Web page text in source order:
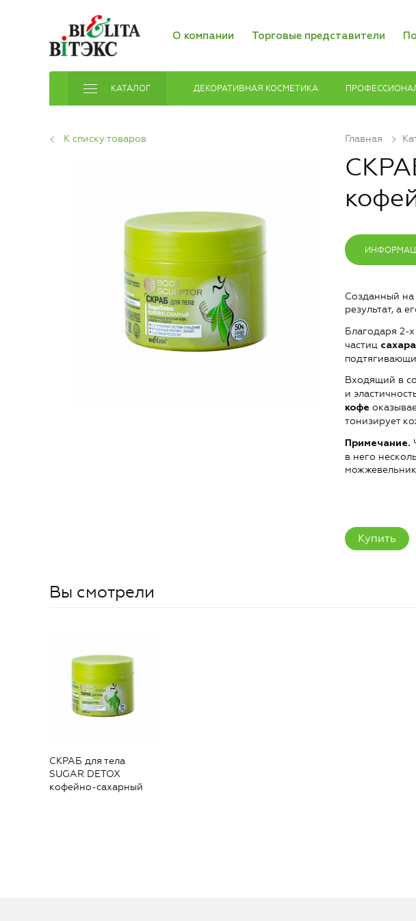
О компании Торговые представители
КАТАЛОГ ДЕКОРАТИВНАЯ КОСМЕТИКА
Главная
К списку товаров
Созданный на
результат, а
Благодаря 2-
частиц сахара
Входящий в
и
кофе
тонизирует
Примечание.
в него
Купить
Вы смотрели
СКРАБ для тела
SUGAR DETOX
кофейно-сахарный